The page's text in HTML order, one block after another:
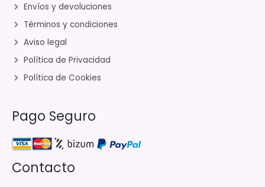
Envíos y devoluciones
Términos y condiciones
Aviso legal
Política de Privacidad
Política de Cookies
Pago Seguro
Contacto